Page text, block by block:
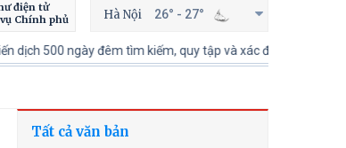
điện tử
Chính phủ
Hà Nội 26° - 27°
đêm tìm kiếm, quy tập và xác định danh tính hài cốt liệt sĩ
Tất cả văn bản